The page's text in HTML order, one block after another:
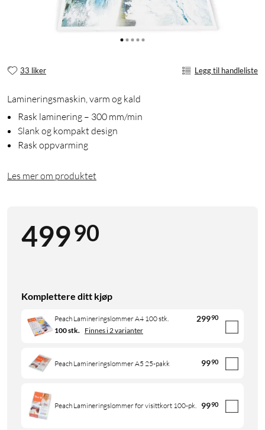
33 liker Legg til handleliste
Lamineringsmaskin, varm og kald
Rask laminering – 300 mm/min
Slank og kompakt design
Rask oppvarming
Les mer om produktet
49990
Komplettere ditt kjøp
Peach Lamineringslommer A4 100 stk. 29990
100 stk. Finnes i 2 varianter
Peach Lamineringslommer A5 25-pakk 9990
Peach Lamineringslommer for visittkort 100-pk. 9990